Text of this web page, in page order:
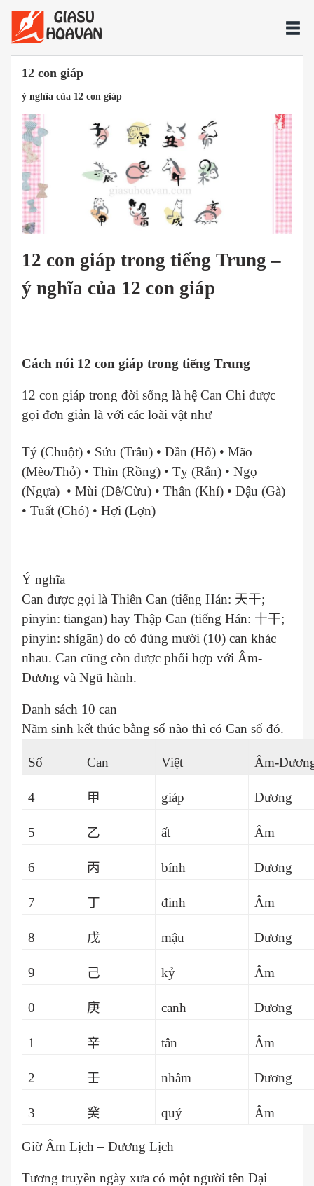
12 con giáp
ý nghĩa của 12 con giáp
12 con giáp trong tiếng Trung –
ý nghĩa của 12 con giáp
Cách nói 12 con giáp trong tiếng Trung
12 con giáp trong đời sống là hệ Can Chi được
gọi đơn giản là với các loài vật như
Tý (Chuột) • Sửu (Trâu) • Dần (Hổ) • Mão
(Mèo/Thỏ) • Thìn (Rồng) • Tỵ (Rắn) • Ngọ
(Ngựa) • Mùi (Dê/Cừu) • Thân (Khỉ) • Dậu (Gà)
• Tuất (Chó) • Hợi (Lợn)
Ý nghĩa
Can được gọi là Thiên Can (tiếng Hán: 天干;
pinyin: tiāngān) hay Thập Can (tiếng Hán: 十干;
pinyin: shígān) do có đúng mười (10) can khác
nhau. Can cũng còn được phối hợp với Âm-
Dương và Ngũ hành.
Danh sách 10 can
Năm sinh kết thúc bằng số nào thì có Can số đó.
Số Can Việt Âm-
4 甲 giáp Dương
5 乙 ất Âm
6 丙 bính Dương
7 丁 đinh Âm
8 戊 mậu Dương
9 己 kỷ Âm
0 庚 canh Dương
1 辛 tân Âm
2 壬 nhâm Dương
3 癸 quý Âm
Giờ Âm Lịch – Dương Lịch
Tương truyền ngày xưa có một người tên Đại